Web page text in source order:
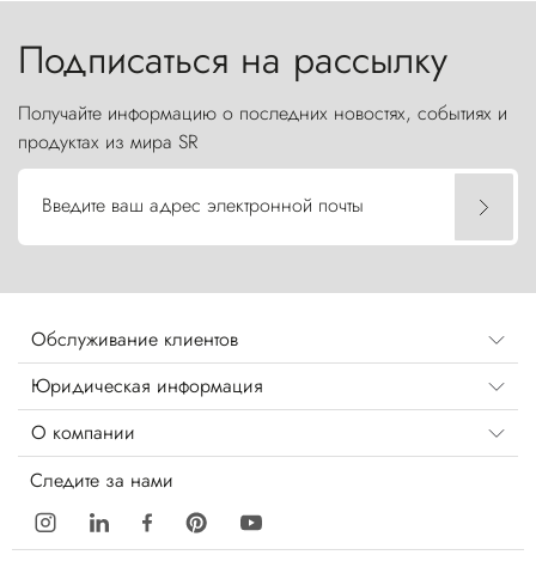
Подписаться на рассылку
Получайте информацию о последних новостях, событиях и
продуктах из мира SR
Введите ваш адрес электронной почты
Обслуживание клиентов
Юридическая информация
О компании
Следите за нами